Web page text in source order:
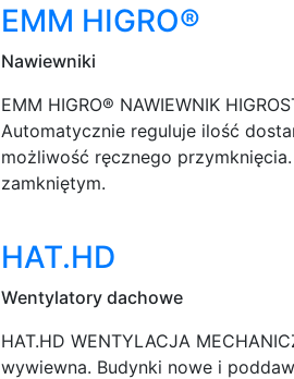
EMM HIGRO®
Nawiewniki
EMM HIGRO® NAWIEWNIK
Automatycznie reguluje ilość
możliwość ręcznego
zamkniętym.
HAT.HD
Wentylatory dachowe
HAT.HD WENTYLACJA
wywiewna. Budynki nowe i